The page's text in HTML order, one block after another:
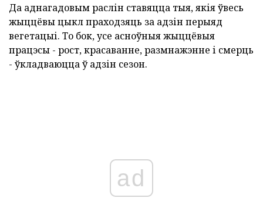
Да аднагадовым раслін ставяцца тыя, якія ўвесь
жыццёвы цыкл праходзяць за адзін перыяд
вегетацыі. То бок, усе асноўныя жыццёвыя
працэсы - рост, красаванне, размнажэнне і смерць
- ўкладваюцца ў адзін сезон.
ad